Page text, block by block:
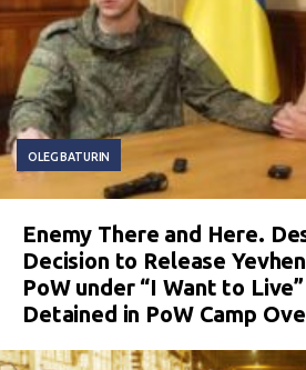
OLEG BATURIN
Enemy There and Here.
Decision to Release
PoW under “I Want to
Detained in PoW Camp